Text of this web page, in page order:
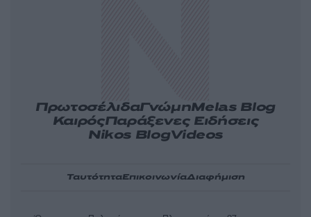
ΠρωτοσέλιδαΓνώμηMelas Blog
ΚαιρόςΠαράξενες Ειδήσεις
Nikos BlogVideos
ΤαυτότηταΕπικοινωνίαΔιαφήμιση